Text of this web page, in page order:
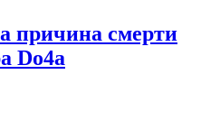
причина смерти
Do4а